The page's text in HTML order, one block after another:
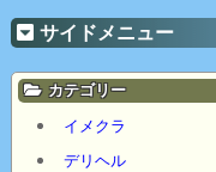
サイドメニュー
カテゴリー
イメクラ
デリヘル